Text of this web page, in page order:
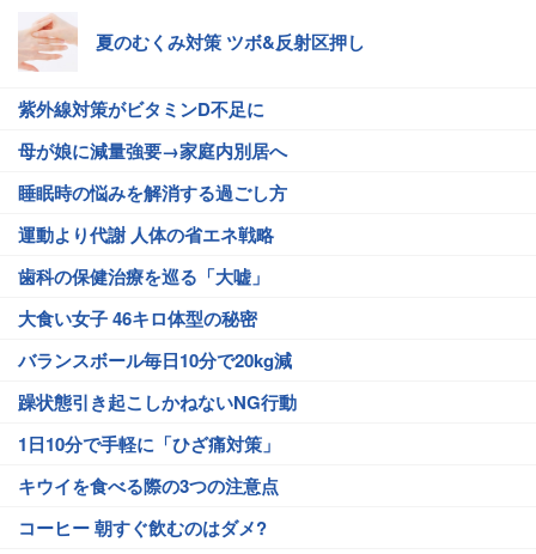
夏のむくみ対策 ツボ&反射区押し
紫外線対策がビタミンD不足に
母が娘に減量強要→家庭内別居へ
睡眠時の悩みを解消する過ごし方
運動より代謝 人体の省エネ戦略
歯科の保健治療を巡る「大嘘」
大食い女子 46キロ体型の秘密
バランスボール毎日10分で20kg減
躁状態引き起こしかねないNG行動
1日10分で手軽に「ひざ痛対策」
キウイを食べる際の3つの注意点
コーヒー 朝すぐ飲むのはダメ?